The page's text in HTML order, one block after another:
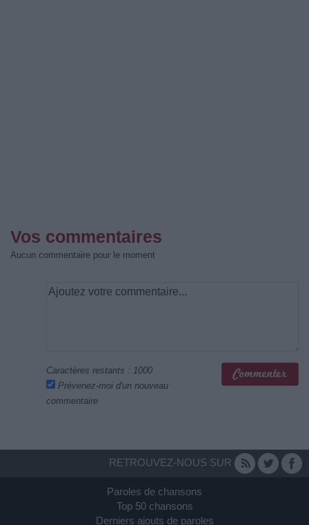
Vos commentaires
Aucun commentaire pour le moment
Caractères restants : 1000
Prévenez-moi d'un nouveau
commentaire
RETROUVEZ-NOUS SUR
Paroles de chansons
Top 50 chansons
Derniers ajouts de paroles